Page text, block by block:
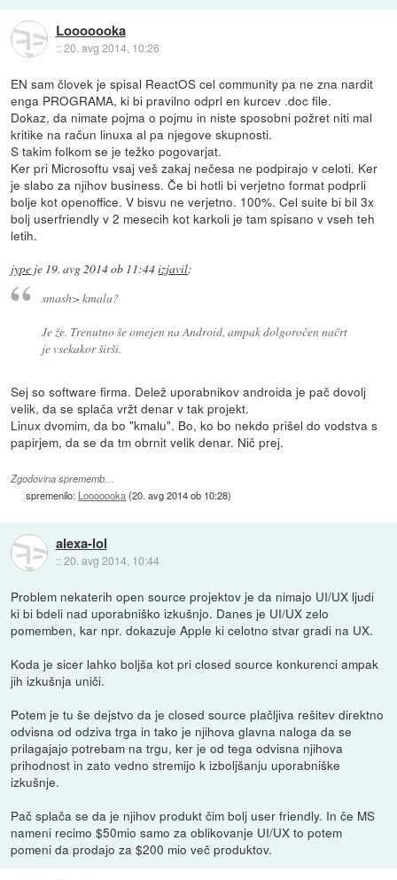
Looooooka
::20. avg 2014, 10:26
EN sam človek je spisal ReactOS cel community pa ne zna nardit
enga PROGRAMA, ki bi pravilno odprl en kurcev .doc file.
Dokaz, da nimate pojma o pojmu in niste sposobni požret niti mal
kritike na račun linuxa al pa njegove skupnosti.
S takim folkom se je težko pogovarjat.
Ker pri Microsoftu vsaj veš zakaj nečesa ne podpirajo v celoti. Ker
je slabo za njihov business. Če bi hotli bi verjetno format podprli
bolje kot openoffice. V bisvu ne verjetno. 100%. Cel suite bi bil 3x
bolj userfriendly v 2 mesecih kot karkoli je tam spisano v vseh teh
letih.
jype je 19. avg 2014 ob 11:44izjavil:
smash> kmalu?
Je že. Trenutno še omejen na Android, ampak dolgoročen načrt
je vsekakor širši.
Sej so software firma. Delež uporabnikov androida je pač dovolj
velik, da se splača vržt denar v tak projekt.
Linux dvomim, da bo "kmalu". Bo, ko bo nekdo prišel do vodstva s
papirjem, da se da tm obrnit velik denar. Nič prej.
Zgodovina sprememb…
spremenilo: Looooooka(20. avg 2014 ob 10:28)
alexa-lol
::20. avg 2014, 10:44
Problem nekaterih open source projektov je da nimajo UI/UX ljudi
ki bi bdeli nad uporabniško izkušnjo. Danes je UI/UX zelo
pomemben, kar npr. dokazuje Apple ki celotno stvar gradi na UX.
Koda je sicer lahko boljša kot pri closed source konkurenci ampak
jih izkušnja uniči.
Potem je tu še dejstvo da je closed source plačljiva rešitev direktno
odvisna od odziva trga in tako je njihova glavna naloga da se
prilagajajo potrebam na trgu, ker je od tega odvisna njihova
prihodnost in zato vedno stremijo k izboljšanju uporabniške
izkušnje.
Pač splača se da je njihov produkt čim bolj user friendly. In če MS
nameni recimo $50mio samo za oblikovanje UI/UX to potem
pomeni da prodajo za $200 mio več produktov.